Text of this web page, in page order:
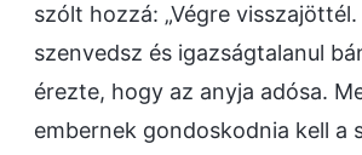
szólt hozzá: „Végre
szenvedsz és igazságtalanul
érezte, hogy az anyja adósa.
embernek gondoskodnia kell a